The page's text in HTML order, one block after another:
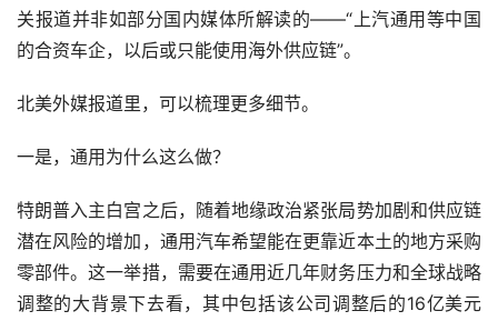
关报道并非如部分国内媒体所解读的——“上汽通用等中国
的合资车企，以后或只能使用海外供应链”。
北美外媒报道里，可以梳理更多细节。
一是，通用为什么这么做？
特朗普入主白宫之后，随着地缘政治紧张局势加剧和供应链
潜在风险的增加，通用汽车希望能在更靠近本土的地方采购
零部件。这一举措，需要在通用近几年财务压力和全球战略
调整的大背景下去看，其中包括该公司调整后的16亿美元